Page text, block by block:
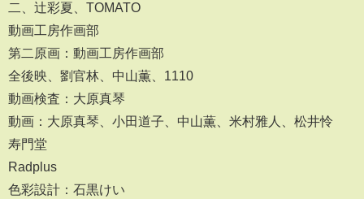
二、辻彩夏、TOMATO
動画工房作画部
第二原画：動画工房作画部
全後映、劉官林、中山薫、1110
動画検査：大原真琴
動画：大原真琴、小田道子、中山薫、米村雅人、松井怜
寿門堂
Radplus
色彩設計：石黒けい